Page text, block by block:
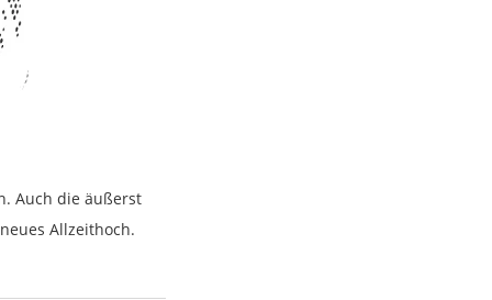
Auch die äußerst
Allzeithoch.